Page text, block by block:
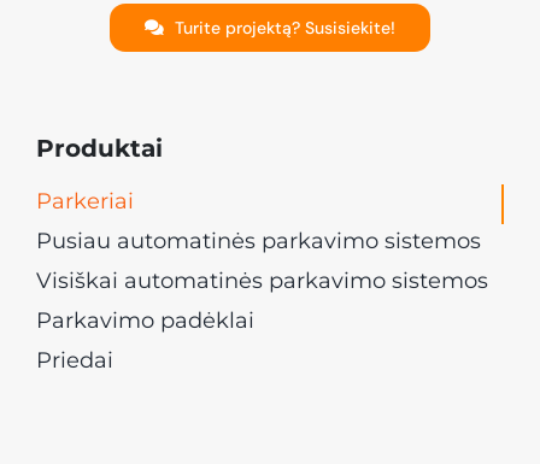
Turite projektą? Susisiekite!
Produktai
Parkeriai
Pusiau automatinės parkavimo sistemos
Visiškai automatinės parkavimo sistemos
Parkavimo padėklai
Priedai